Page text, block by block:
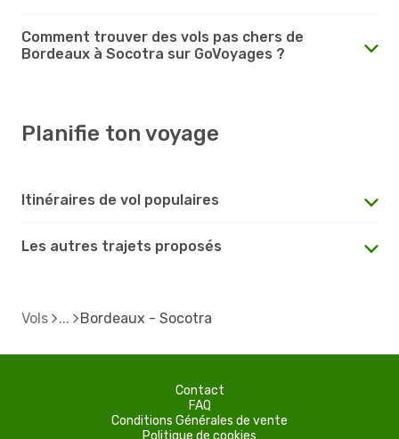
Comment trouver des vols pas chers de
Bordeaux à Socotra sur GoVoyages ?
Planifie ton voyage
Itinéraires de vol populaires
Les autres trajets proposés
Vols Bordeaux - Socotra
Contact
FAQ
Conditions Générales de vente
Politique de cookies